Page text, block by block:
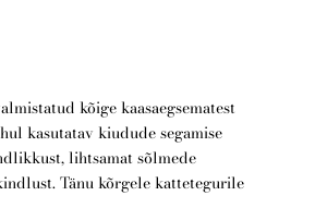
kõige kaasaegsematest
kasutatav kiudude segamise
lihtsamat sõlmede
Tänu kõrgele kattetegurile